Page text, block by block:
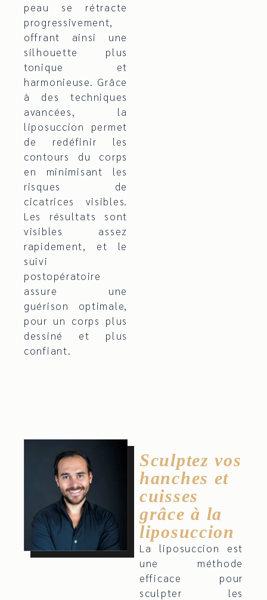
peau se rétracte
progressivement,
offrant ainsi une
silhouette plus
tonique et
harmonieuse. Grâce
à des techniques
avancées, la
liposuccion permet
de redéfinir les
contours du corps
en minimisant les
risques de
cicatrices visibles.
Les résultats sont
visibles assez
rapidement, et le
suivi
postopératoire
assure une
guérison optimale,
pour un corps plus
dessiné et plus
confiant.
Sculptez vos
hanches et
cuisses
grâce à la
liposuccion
La liposuccion est
une méthode
efficace pour
sculpter les